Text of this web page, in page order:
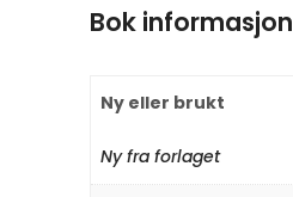
Bok informasjon
Ny eller brukt
Ny fra forlaget